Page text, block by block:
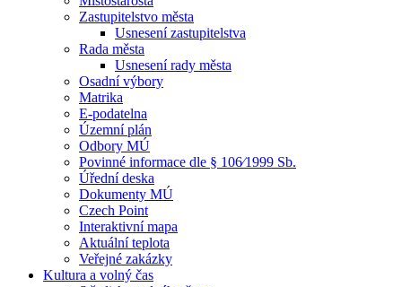
Zastupitelstvo města
Usnesení zastupitelstva
Rada města
Usnesení rady města
Osadní výbory
Matrika
E-podatelna
Územní plán
Odbory MÚ
Povinné informace dle § 106⁄1999 Sb.
Úřední deska
Dokumenty MÚ
Czech Point
Interaktivní mapa
Aktuální teplota
Veřejné zakázky
Kultura a volný čas